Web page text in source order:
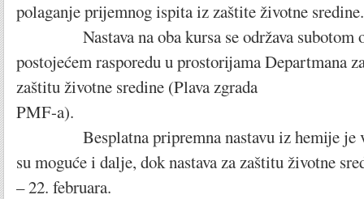
polaganje prijemnog ispita iz zaštite životne sredine.
Nastava na oba kursa se održava subotom
postojećem rasporedu u prostorijama Departmana
zaštitu životne sredine (Plava zgrada
PMF-a).
Besplatna pripremna nastavu iz hemije je
su moguće i dalje, dok nastava za zaštitu životne
– 22. februara.